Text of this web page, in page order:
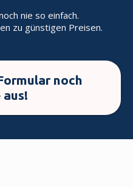
nie so einfach.
zu günstigen Preisen.
noch